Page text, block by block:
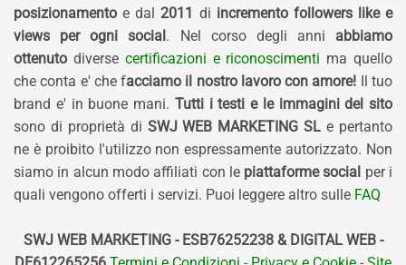
posizionamento e dal 2011 di incremento followers like e
views per ogni social. Nel corso degli anni abbiamo
ottenuto diverse certificazioni e riconoscimenti ma quello
che conta e' che facciamo il nostro lavoro con amore! Il tuo
brand e' in buone mani. Tutti i testi e le immagini del sito
sono di proprietà di SWJ WEB MARKETING SL e pertanto
ne è proibito l'utilizzo non espressamente autorizzato. Non
siamo in alcun modo affiliati con le piattaforme social per i
quali vengono offerti i servizi. Puoi leggere altro sulle FAQ
SWJ WEB MARKETING - ESB76252238 & DIGITAL WEB -